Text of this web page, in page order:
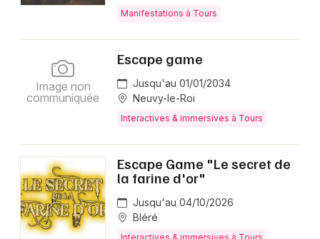
Manifestations à Tours
Escape game
Jusqu'au 01/01/2034
Neuvy-le-Roi
Interactives & immersives à Tours
Image non
communiquée
Escape Game "Le secret de
la farine d'or"
Jusqu'au 04/10/2026
Bléré